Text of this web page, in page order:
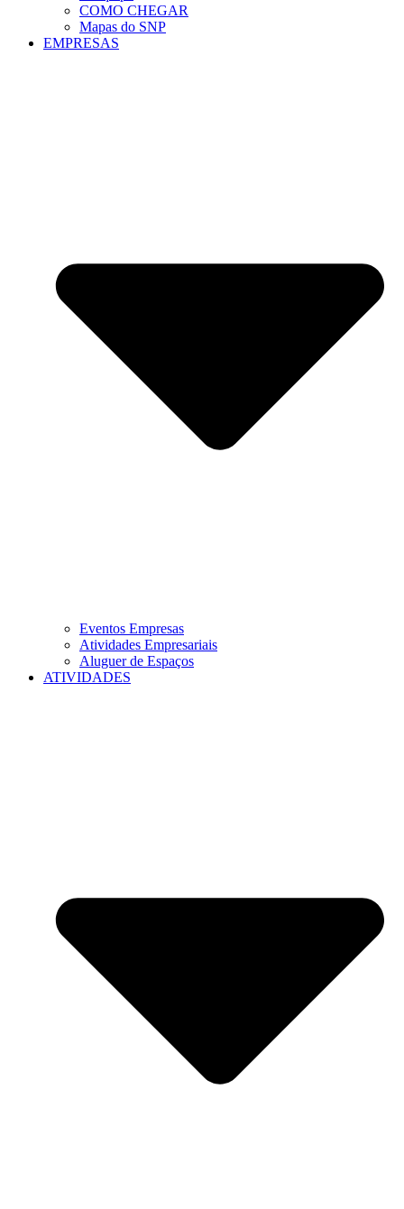
COMO CHEGAR
Mapas do SNP
EMPRESAS
Eventos Empresas
Atividades Empresariais
Aluguer de Espaços
ATIVIDADES